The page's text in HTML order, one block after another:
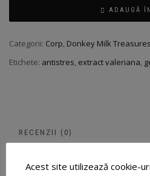
ADAUGĂ
Categorii: Corp, Donkey Milk Treasures
Etichete: antistres, extract valeriana,
RECENZII (0)
Acest site utilizează cookie-